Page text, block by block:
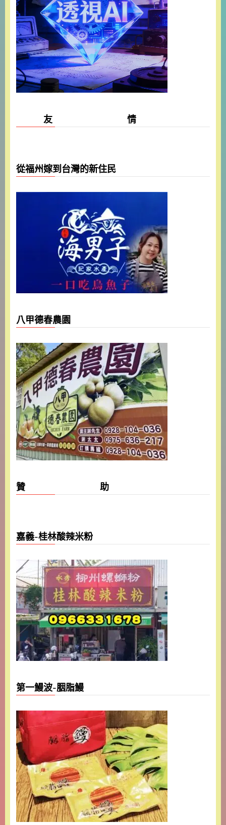
友 情
從福州嫁到台灣的新住民
八甲德春農園
贊 助
嘉義-桂林酸辣米粉
第一鰻波-胭脂鰻